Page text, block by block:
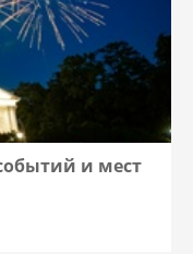
и мест